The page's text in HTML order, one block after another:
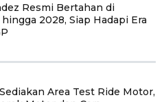
Resmi Bertahan di
2028, Siap Hadapi Era
Area Test Ride Motor,